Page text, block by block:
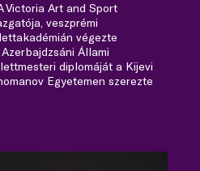
Victoria Art and Sport
veszprémi
végezte
Állami
diplomáját a Kijevi
Egyetemen szerezte